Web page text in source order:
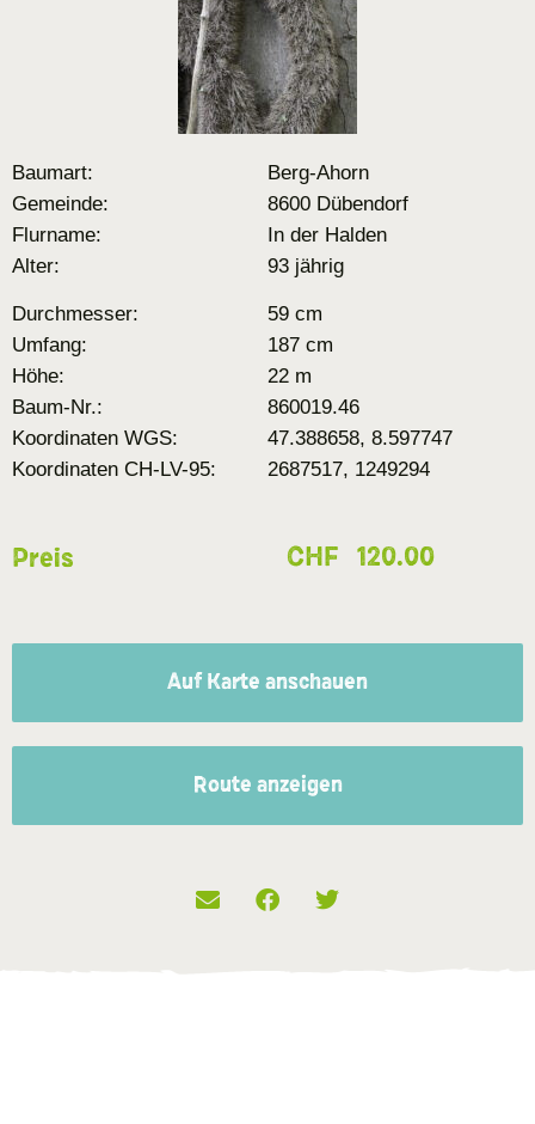
Baumart:
Berg-Ahorn
Gemeinde:
8600 Dübendorf
Flurname:
In der Halden
Alter:
93 jährig
Durchmesser:
59 cm
Umfang:
187 cm
Höhe:
22 m
Baum-Nr.:
860019.46
Koordinaten WGS:
47.388658, 8.597747
Koordinaten CH-LV-95:
2687517, 1249294
Preis CHF 120.00
Auf Karte anschauen
Route anzeigen